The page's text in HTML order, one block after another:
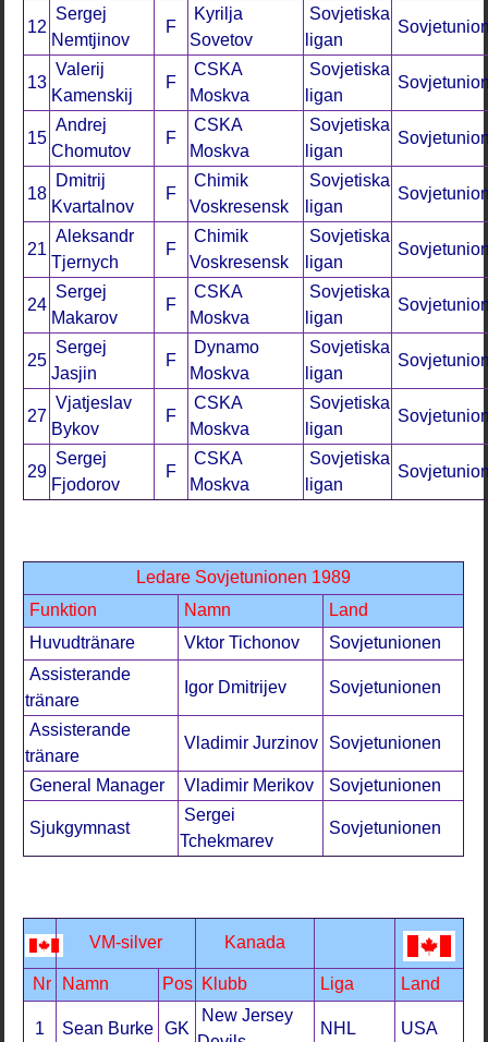
12
Sergej
Nemtjinov
F
Kyrilja
Sovetov
Sovjetiska
ligan
13
Valerij
Kamenskij
F
CSKA
Moskva
Sovjetiska
ligan
15
Andrej
Chomutov
F
CSKA
Moskva
Sovjetiska
ligan
18
Dmitrij
Kvartalnov
F
Chimik
Voskresensk
Sovjetiska
ligan
21
Aleksandr
Tjernych
F
Chimik
Voskresensk
Sovjetiska
ligan
24
Sergej
Makarov
F
CSKA
Moskva
Sovjetiska
ligan
25
Sergej
Jasjin
F
Dynamo
Moskva
Sovjetiska
ligan
27
Vjatjeslav
Bykov
F
CSKA
Moskva
Sovjetiska
ligan
29
Sergej
Fjodorov
F
CSKA
Moskva
Sovjetiska
ligan
Ledare Sovjetunionen 1989
Funktion
Namn
Land
Huvudtränare
Vktor Tichonov
Sovjetunionen
Assisterande
tränare
Igor Dmitrijev Sovjetunionen
Assisterande
tränare
Vladimir Jurzinov Sovjetunionen
General Manager Vladimir Merikov Sovjetunionen
Sjukgymnast
Sergei
Tchekmarev
Sovjetunionen
VM-silver Kanada
Nr Namn Pos Klubb Liga Land
1 Sean Burke GK
New Jersey
NHL USA